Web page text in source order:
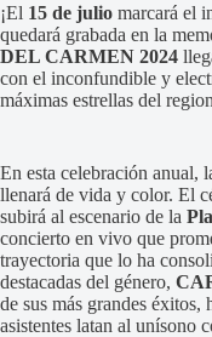
¡El 15 de julio marcará el
quedará grabada en la
DEL CARMEN 2024
con el inconfundible y
máximas estrellas del
En esta celebración anual,
llenará de vida y color. El
subirá al escenario de la
concierto en vivo que
trayectoria que lo ha
destacadas del género,
de sus más grandes éxitos,
asistentes latan al unísono